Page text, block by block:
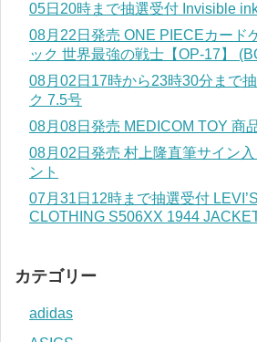
05日20時まで抽選受付 Invisible
08月22日発売 ONE PIECEカード
ック 世界最強の戦士【OP-17】
08月02日17時から23時30分まで
ク 7.5号
08月08日発売 MEDICOM TOY 商
08月02日発売 村上隆直筆サイン
ント
07月31日12時まで抽選受付
CLOTHING S506XX 1944
カテゴリー
adidas